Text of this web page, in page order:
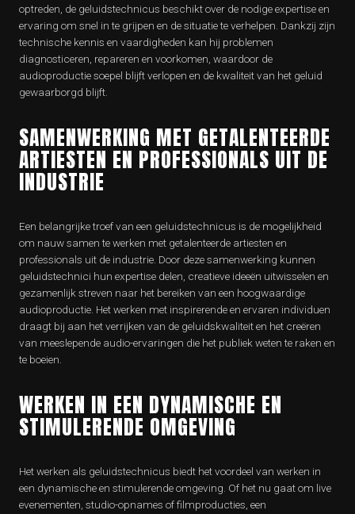
optreden, de geluidstechnicus beschikt over de nodige expertise en
ervaring om snel in te grijpen en de situatie te verhelpen. Dankzij zijn
technische kennis en vaardigheden kan hij problemen
diagnosticeren, repareren en voorkomen, waardoor de
audioproductie soepel blijft verlopen en de kwaliteit van het geluid
gewaarborgd blijft.
SAMENWERKING MET GETALENTEERDE
ARTIESTEN EN PROFESSIONALS UIT DE
INDUSTRIE
Een belangrijke troef van een geluidstechnicus is de mogelijkheid
om nauw samen te werken met getalenteerde artiesten en
professionals uit de industrie. Door deze samenwerking kunnen
geluidstechnici hun expertise delen, creatieve ideeën uitwisselen en
gezamenlijk streven naar het bereiken van een hoogwaardige
audioproductie. Het werken met inspirerende en ervaren individuen
draagt bij aan het verrijken van de geluidskwaliteit en het creëren
van meeslepende audio-ervaringen die het publiek weten te raken en
te boeien.
WERKEN IN EEN DYNAMISCHE EN
STIMULERENDE OMGEVING
Het werken als geluidstechnicus biedt het voordeel van werken in
een dynamische en stimulerende omgeving. Of het nu gaat om live
evenementen, studio-opnames of filmproducties, een